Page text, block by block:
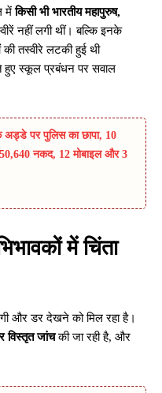
मेंकिसी भी भारतीय महापुरुष,
नहीं लगी थीं। बल्कि इनके
तस्वीरे लटकी हुई थी
हुए स्कूल प्रबंधन पर सवाल
पर पुलिस का छापा, 10
नकद, 12 मोबाइल और 3
में चिंता
और डर देखने को मिल रहा है।
जांचकी जा रही है, और